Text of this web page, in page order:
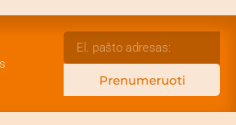
Prenumeruoti